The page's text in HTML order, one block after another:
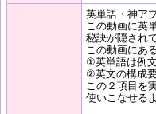
英単語・神ア
この動画に英
秘訣が隠され
この動画にあ
①英単語は例
②英文の構成
この２項目を
使いこなせる